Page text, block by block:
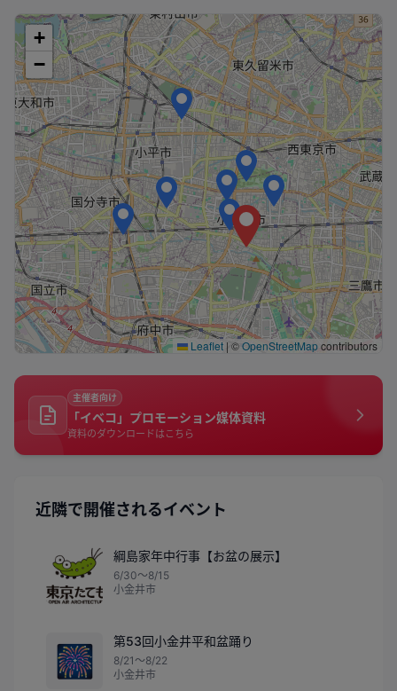
+
−
Leaflet | ©OpenStreetMapcontributors
主催者向け
「イベコ」プロモーション媒体資料
資料のダウンロードはこちら
近隣で開催されるイベント
綱島家年中行事【お盆の展示】
6/30〜8/15
小金井市
🎆
第53回小金井平和盆踊り
8/21〜8/22
小金井市